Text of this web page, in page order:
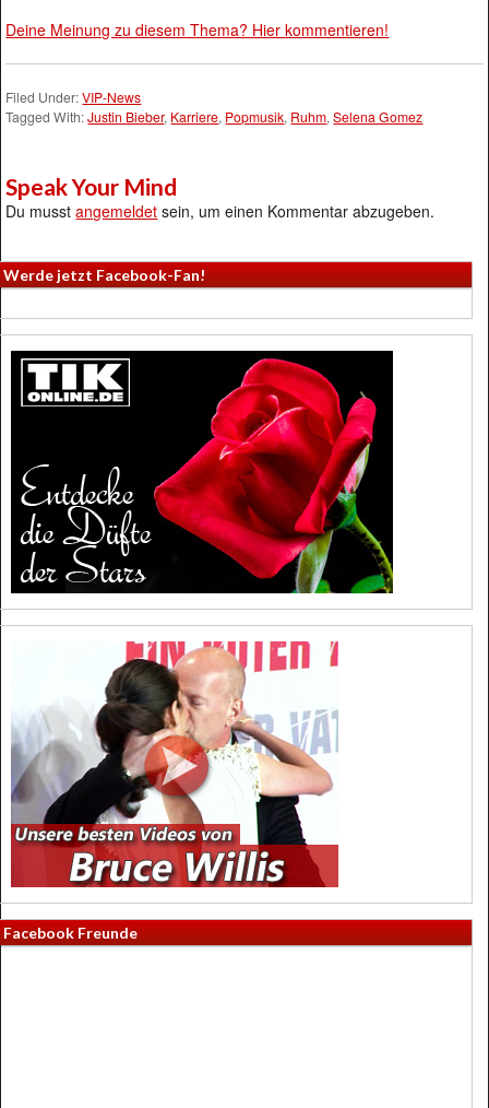
Deine Meinung zu diesem Thema? Hier kommentieren!
Filed Under:VIP-News
Tagged With:Justin Bieber, Karriere, Popmusik, Ruhm,Selena Gomez
Speak Your Mind
Du musstangemeldet sein, um einen Kommentar abzugeben.
Werde jetzt Facebook-Fan!
Facebook Freunde